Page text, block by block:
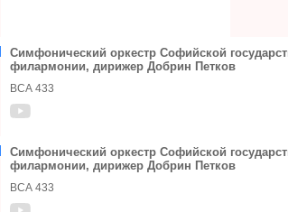
Симфонический оркестр Софийской
филармонии, дирижер Добрин Петков
ВСА 433
Симфонический оркестр Софийской
филармонии, дирижер Добрин Петков
ВСА 433